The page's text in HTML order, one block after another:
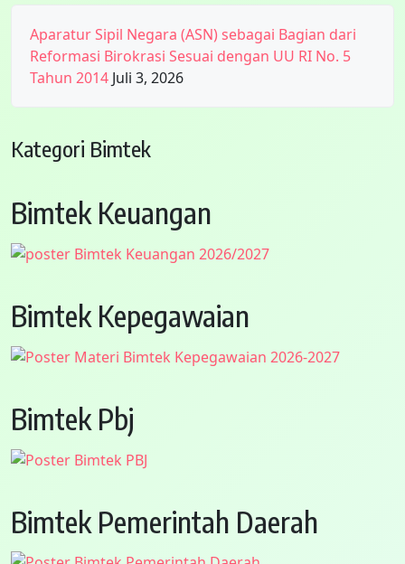
Aparatur Sipil Negara (ASN) sebagai Bagian dari
Reformasi Birokrasi Sesuai dengan UU RI No. 5
Tahun 2014 Juli 3, 2026
Kategori Bimtek
Bimtek Keuangan
Bimtek Kepegawaian
Bimtek Pbj
Bimtek Pemerintah Daerah